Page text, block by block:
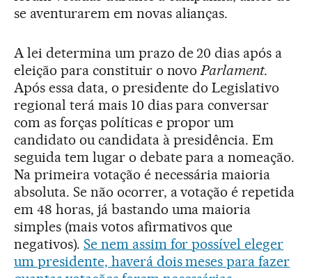
se aventurarem em novas alianças.
A lei determina um prazo de 20 dias após a
eleição para constituir o novo Parlament.
Após essa data, o presidente do Legislativo
regional terá mais 10 dias para conversar
com as forças políticas e propor um
candidato ou candidata à presidência. Em
seguida tem lugar o debate para a nomeação.
Na primeira votação é necessária maioria
absoluta. Se não ocorrer, a votação é repetida
em 48 horas, já bastando uma maioria
simples (mais votos afirmativos que
negativos). Se nem assim for possível eleger
um presidente, haverá dois meses para fazer